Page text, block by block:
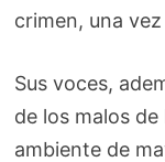
crimen, una
Sus voces,
de los malos
ambiente de